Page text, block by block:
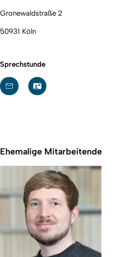
Gronewaldstraße 2
50931 Köln
Sprechstunde
Ehemalige Mitarbeitende